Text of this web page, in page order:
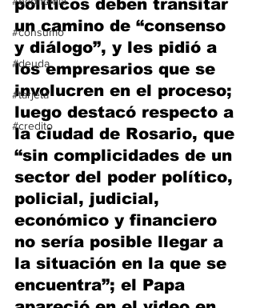
#consumo
#deuda
#tarjeta
#credito
políticos deben transitar
un camino de “consenso
y diálogo”, y les pidió a
los empresarios que se
involucren en el proceso;
luego destacó respecto a
la ciudad de Rosario, que
“sin complicidades de un
sector del poder político,
policial, judicial,
económico y financiero
no sería posible llegar a
la situación en la que se
encuentra”; el Papa